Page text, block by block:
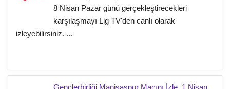
8 Nisan Pazar günü gerçekleştirecekleri
karşılaşmayı Lig TV'den canlı olarak
izleyebilirsiniz. ...
Gençlerbirliği Manisaspor Maçını İzle, 1 Nisan